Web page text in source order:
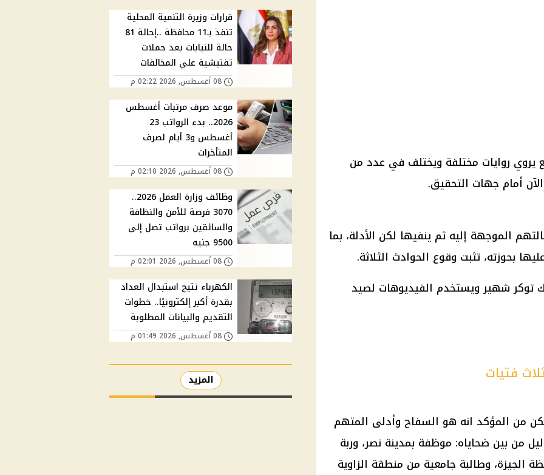
يروي روايات مختلفة ويختلف في عدد من
أمام جهات التحقيق.
الموجهة إليه ثم ينفيها لكن الأدلة، بما
بحوزته، تثبت وقوع الحوادث الثلاثة.
فتيات
من المؤكد انه هو السفاح وأدلى المتهم
من بين ضحاياه: موظفة بمدينة نصر، وربة
الجيزة، وطالبة جامعية من منطقة الزاوية
قرارات وزيرة التنمية المحلية
تنفذ بـ11 محافظة ..إحالة 81
حالة للنيابات بعد حملات
تفتيشية علي المخالفات
08 أغسطس, 2026 02:22 م
موعد صرف مرتبات أغسطس
2026.. بدء الرواتب 23
أغسطس و3 أيام لصرف
المتأخرات
08 أغسطس, 2026 02:10 م
وظائف وزارة العمل 2026..
3070 فرصة للأمن والنظافة
والسائقين برواتب تصل إلى
9500 جنيه
08 أغسطس, 2026 02:01 م
الكهرباء تتيح استبدال العداد
بقدرة أكبر إلكترونيًا.. خطوات
التقديم والبيانات المطلوبة
08 أغسطس, 2026 01:49 م
المزيد